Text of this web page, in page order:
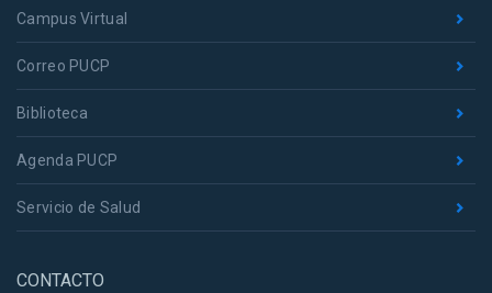
Campus Virtual
Correo PUCP
Biblioteca
Agenda PUCP
Servicio de Salud
CONTACTO